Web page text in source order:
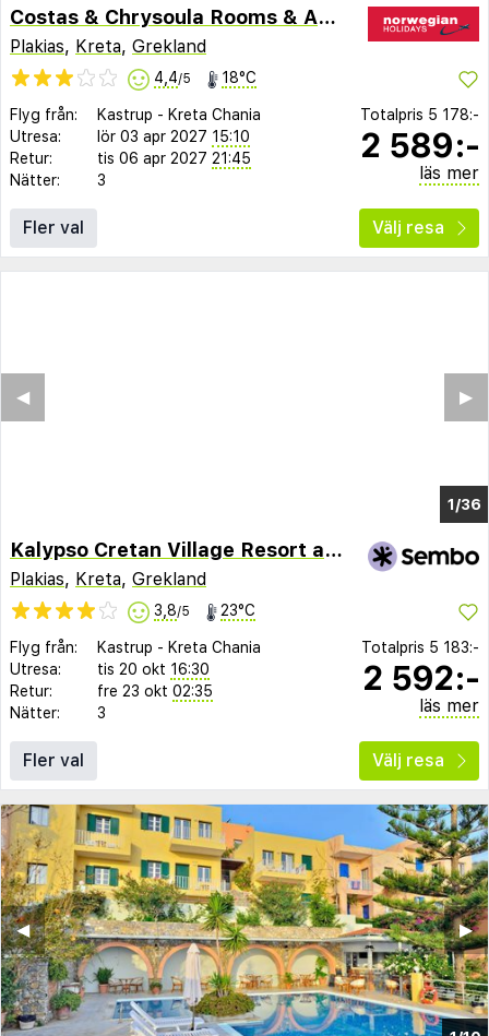
Costas & Chrysoula Rooms & Apartments
Plakias, Kreta, Grekland
4,4/5 18°C
Flyg från: Kastrup - Kreta Chania
Utresa:
lör 03 apr 2027 15:10
Retur:
tis 06 apr 2027 21:45
Nätter:
3
Totalpris 5 178:-
2 589:-
läs mer
Fler val Välj resa
1/30
▶︎
◀︎
Kalypso Cretan Village Resort and Spa
Plakias, Kreta, Grekland
3,8/5 23°C
Flyg från: Kastrup - Kreta Chania
Utresa:
tis 20 okt 16:30
Retur:
fre 23 okt 02:35
Nätter:
3
Totalpris 5 183:-
2 592:-
läs mer
Fler val Välj resa
▶︎
◀︎